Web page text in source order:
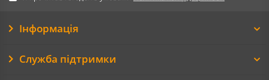
Інформація
Служба підтримки